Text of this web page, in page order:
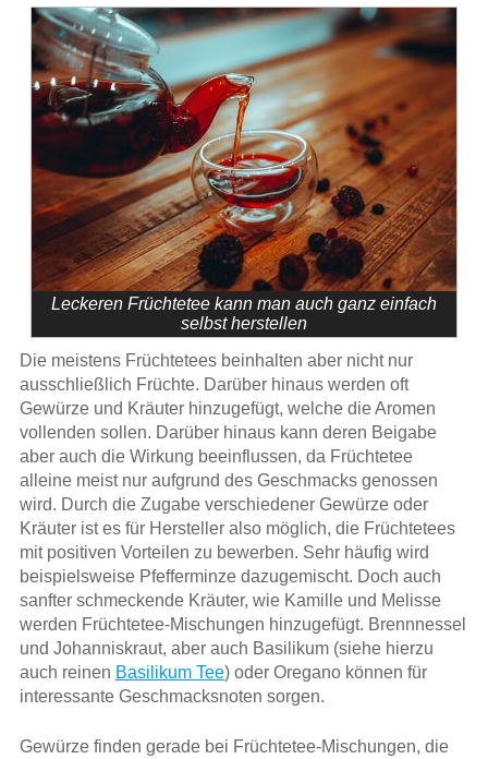
Leckeren Früchtetee kann man auch ganz einfach
selbst herstellen
Die meistens Früchtetees beinhalten aber nicht nur
ausschließlich Früchte. Darüber hinaus werden oft
Gewürze und Kräuter hinzugefügt, welche die Aromen
vollenden sollen. Darüber hinaus kann deren Beigabe
aber auch die Wirkung beeinflussen, da Früchtetee
alleine meist nur aufgrund des Geschmacks genossen
wird. Durch die Zugabe verschiedener Gewürze oder
Kräuter ist es für Hersteller also möglich, die Früchtetees
mit positiven Vorteilen zu bewerben. Sehr häufig wird
beispielsweise Pfefferminze dazugemischt. Doch auch
sanfter schmeckende Kräuter, wie Kamille und Melisse
werden Früchtetee-Mischungen hinzugefügt. Brennnessel
und Johanniskraut, aber auch Basilikum (siehe hierzu
auch reinen Basilikum Tee) oder Oregano können für
interessante Geschmacksnoten sorgen.
Gewürze finden gerade bei Früchtetee-Mischungen, die